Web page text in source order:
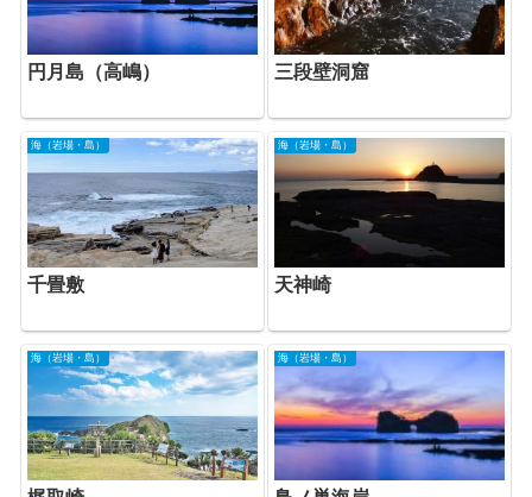
円月島（高嶋） 三段壁洞窟
海（岩場・島）
千畳敷
海（岩場・島）
天神崎
海（岩場・島） 海（岩場・島）